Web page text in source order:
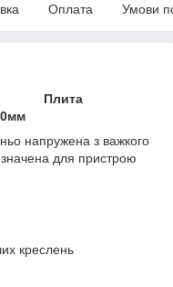
Оплата Умови
Плита
напружена з важкого
для пристрою
креслень